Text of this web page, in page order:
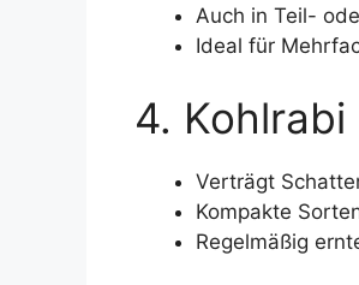
Auch in Teil-
Ideal für
4. Kohlrabi
Verträgt
Kompakte
Regelmäßig